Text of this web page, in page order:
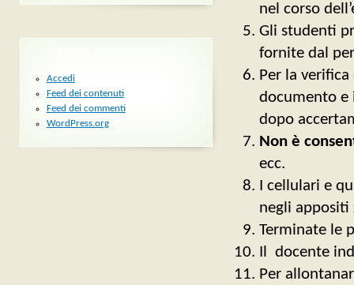
nel corso
Gli studenti
fornite dal
Per la
documento e
dopo
Non è
ecc.
I cellulari e
negli appositi
Terminate le
Il docente
Per
Accedi
Feed dei contenuti
Feed dei commenti
WordPress.org